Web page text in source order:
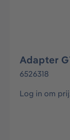
Adapter
6526318
Log in om